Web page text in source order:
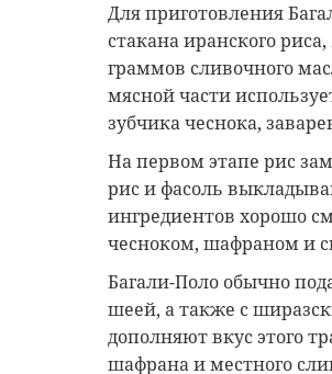
Для приготовления
стакана иранского
граммов сливочного
мясной части
зубчика чеснока,
На первом этапе рис
рис и фасоль
ингредиентов хорошо
чесноком, шафраном и
Багали-Поло обычно
шеей, а также с
дополняют вкус этого
шафрана и местного